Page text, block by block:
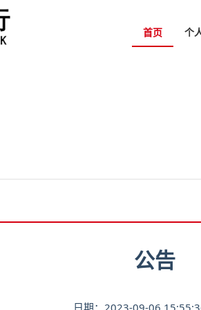
首页 个
公告
日期：2023-09-06